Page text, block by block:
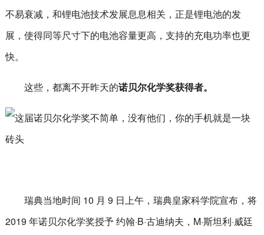
不易衰减，和锂电池技术发展息息相关，正是锂电池的发
展，使得同等尺寸下的电池容量更高，支持的充电功率也更
快。
这些，都离不开昨天的诺贝尔化学奖获得者。
瑞典当地时间 10 月 9 日上午，瑞典皇家科学院宣布，将
2019 年诺贝尔化学奖授予 约翰·B·古迪纳夫，M·斯坦利·威廷